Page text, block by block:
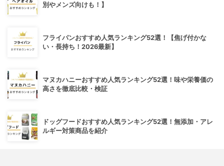
別やメンズ向けも！】
フライパンおすすめ人気ランキング52選！【焦げ付かな
い・長持ち！2026最新】
マヌカハニーおすすめ人気ランキング52選！味や栄養価の
高さを徹底比較・検証
ドッグフードおすすめ人気ランキング52選！無添加・アレ
ルギー対策商品を紹介